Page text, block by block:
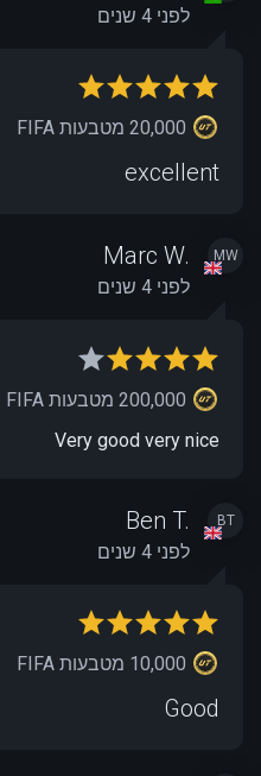
לפני 4 שנים
excellent
MW
Marc W.
לפני 4 שנים
Very good very nice
BT
Ben T.
לפני 4 שנים
Good